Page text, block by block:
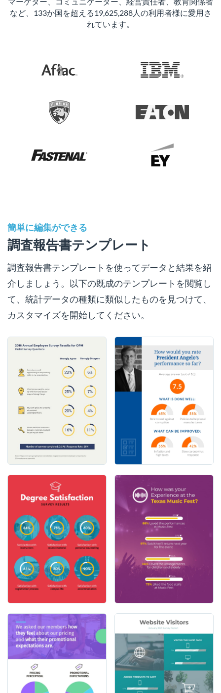
など、133か国を超える19,625,288人の利用者様に愛用さ
れています。
簡単に編集ができる
調査報告書テンプレート
調査報告書テンプレートを使ってデータと結果を紹
介しましょう。以下の既成のテンプレートを閲覧し
て、統計データの種類に類似したものを見つけて、
カスタマイズを開始してください。